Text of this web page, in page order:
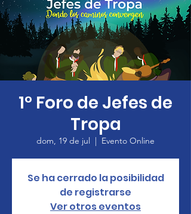
1° Foro de Jefes de
Tropa
dom, 19 de jul
  |
Evento Online
Se ha cerrado la posibilidad
de registrarse
Ver otros eventos